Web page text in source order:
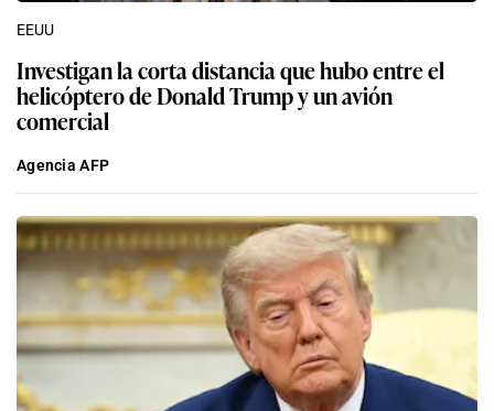
EEUU
Investigan la corta distancia que hubo entre el
helicóptero de Donald Trump y un avión
comercial
Agencia AFP